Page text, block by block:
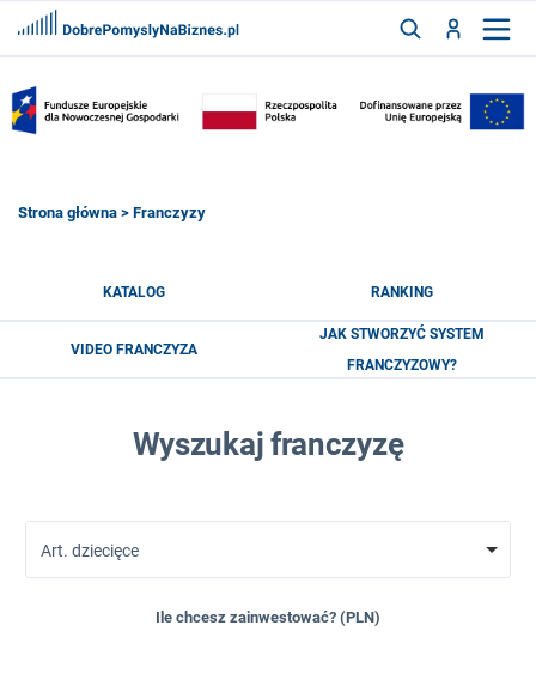
FRANCZYZY
Strona główna > Franczyzy
KATALOG RANKING
VIDEO FRANCZYZA
JAK STWORZYĆ SYSTEM
FRANCZYZOWY?
Wyszukaj franczyzę
Art. dziecięce
Ile chcesz zainwestować? (PLN)